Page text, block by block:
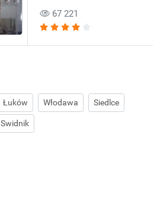
67 221
Łuków Włodawa Siedlce
Swidnik